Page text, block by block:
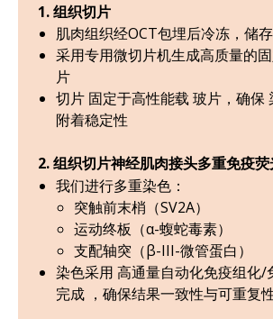
1. 组织切片
肌肉组织经OCT包埋后冷冻，储
采用专用微切片机生成高质量的
片
切片 固定于高性能载玻片，确保
附着稳定性
2. 组织切片神经肌肉接头多重免疫
我们进行多重染色：
突触前末梢（SV2A）
运动终板（α-蝮蛇毒素）
支配轴突（β-III-微管蛋白）
染色采用 高通量自动化免疫组化/
完成 ，确保结果一致性与可重复